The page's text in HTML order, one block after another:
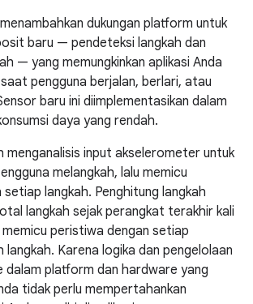
dukungan platform untuk
baru — pendeteksi langkah dan
— yang memungkinkan aplikasi Anda
pengguna berjalan, berlari, atau
baru ini diimplementasikan dalam
daya yang rendah.
menganalisis input akselerometer untuk
melangkah, lalu memicu
langkah. Penghitung langkah
langkah sejak perangkat terakhir kali
memicu peristiwa dengan setiap
langkah. Karena logika dan pengelolaan
dalam platform dan hardware yang
tidak perlu mempertahankan